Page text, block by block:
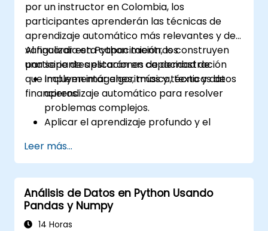
de Python para resolver errores
rápidamente.
Controlar programáticamente el mouse
y el teclado para hacer clic y escribir
automáticamente.
por un instructor en Colombia, los
participantes aprenderán las técnicas de
aprendizaje automático más relevantes y de
vanguardia en Python mientras construyen
una serie de aplicaciones de demostración
que incluyen imágenes, música, texto y datos
financieros.
Al finalizar esta capacitación, los
participantes estarán en capacidad de:
Implementar algoritmos y técnicas de
aprendizaje automático para resolver
problemas complejos.
Aplicar el aprendizaje profundo y el
aplicaciones que involucran imágenes,
música, texto y datos financieros.
Llevar los algoritmos de Python a su
máximo potencial.
Utilizar librerías y paquetes como NumPy
y Theano.
Leer más...
Análisis de Datos en Python Usando
Pandas y Numpy
14 Horas